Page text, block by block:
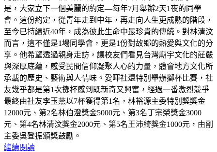
是，大家立下一個美麗的約定—每年7月舉辦2天1夜的同學
會。這份約定，從青年走到中年，再走向人生更成熟的階段，
至今已持續近40年，成為彼此生命中最珍貴的傳統。對林清汶
而言，這不僅是1場同學會，更是1份對故鄉的熱愛與文化的分
享。他希望透過親身走訪，讓校友們看見台灣廟宇文化的莊嚴
與深厚底蘊，感受民間信仰凝聚人心的力量，體會地方文化所
承載的歷史、藝術與人情味。愛暉社還特別舉辦擲杯比賽，社
友幾乎都是第1次擲杯感到既新奇又興奮，經過一番激烈競爭
最終由社友李玉燕以7杯獲得第1名，林裕源主委特別獎獎金
12000元、第2名林伯澄獎金5000元、第3名丁宗榮獎金3000
元、第4名林清汶獎金2000元、第5名王沛綺獎金1000元，由副
主委吳登振頒獎鼓勵。
繼續閱讀